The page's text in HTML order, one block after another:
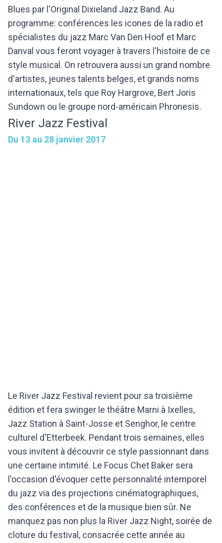
Blues par l'Original Dixieland Jazz Band. Au
programme: conférences les icones de la radio et
spécialistes du jazz Marc Van Den Hoof et Marc
Danval vous feront voyager à travers l'histoire de ce
style musical. On retrouvera aussi un grand nombre
d'artistes, jeunes talents belges, et grands noms
internationaux, tels que Roy Hargrove, Bert Joris
Sundown ou le groupe nord-américain Phronesis.
River Jazz Festival
Du 13 au 28 janvier 2017
Le River Jazz Festival revient pour sa troisième
édition et fera swinger le théâtre Marni à Ixelles,
Jazz Station à Saint-Josse et Senghor, le centre
culturel d'Etterbeek. Pendant trois semaines, elles
vous invitent à découvrir ce style passionnant dans
une certaine intimité. Le Focus Chet Baker sera
l'occasion d'évoquer cette personnalité intemporel
du jazz via des projections cinématographiques,
des conférences et de la musique bien sûr. Ne
manquez pas non plus la River Jazz Night, soirée de
cloture du festival, consacrée cette année au